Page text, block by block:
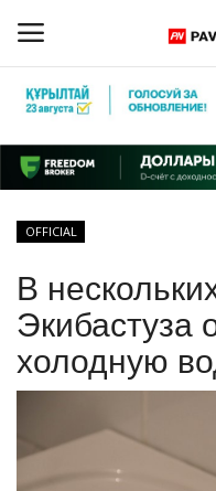
Главная
ПАВЛОДАРСКАЯ
КАЗАХСТАН
СПЕЦПРОЕКТЫ
OFFICIAL
В
Экибастуза
холодную